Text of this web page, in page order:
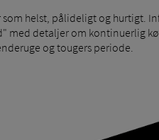
helst, pålideligt og
med detaljer om kontinuerlig
og tougers periode.